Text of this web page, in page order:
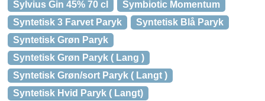
Sylvius Gin 45% 70 cl
Symbiotic Momentum
Syntetisk 3 Farvet Paryk
Syntetisk Blå Paryk
Syntetisk Grøn Paryk
Syntetisk Grøn Paryk ( Lang )
Syntetisk Grøn/sort Paryk ( Langt )
Syntetisk Hvid Paryk ( Langt)